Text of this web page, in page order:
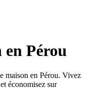
en Pérou
maison en Pérou. Vivez
économisez sur